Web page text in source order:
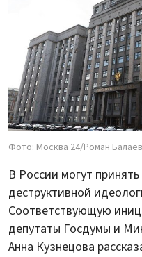
Фото: Москва 24/Роман Балаев
В России могут
деструктивной
Соответствующую
депутаты Госдумы и
Анна Кузнецова